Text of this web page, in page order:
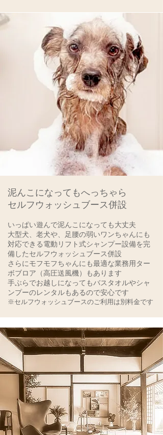
泥んこになってもへっちゃら​
セルフウォッシュブース併設
いっぱい遊んで泥んこになっても大丈夫​
大型犬、老犬や、足腰の弱いワンちゃんにも
対応できる電動リフト式シャンプー設備を完
備したセルフウォッシュブース併設
さらにモフモフちゃんにも最適な業務用ター
ボブロア（高圧送風機）もあります
​手ぶらでお越しになってもバスタオルやシャ
ンプーのレンタルもあるので安心です
※セルフウォッシュブースのご利用は別料金です